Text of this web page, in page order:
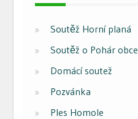
Soutěž Horní planá
Soutěž o Pohár obce
Domácí soutež
Pozvánka
Ples Homole